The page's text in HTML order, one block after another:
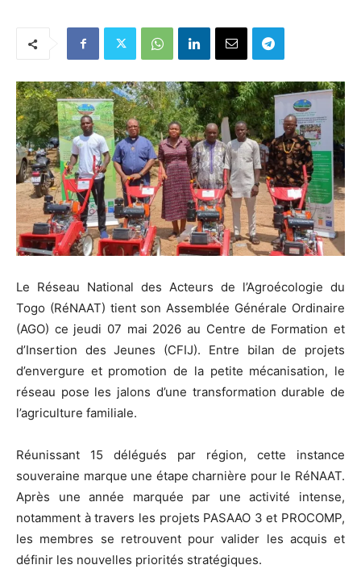
Le Réseau National des Acteurs de l’Agroécologie du
Togo (RéNAAT) tient son Assemblée Générale Ordinaire
(AGO) ce jeudi 07 mai 2026 au Centre de Formation et
d’Insertion des Jeunes (CFIJ). Entre bilan de projets
d’envergure et promotion de la petite mécanisation, le
réseau pose les jalons d’une transformation durable de
l’agriculture familiale.
Réunissant 15 délégués par région, cette instance
souveraine marque une étape charnière pour le RéNAAT.
Après une année marquée par une activité intense,
notamment à travers les projets PASAAO 3 et PROCOMP,
les membres se retrouvent pour valider les acquis et
définir les nouvelles priorités stratégiques.